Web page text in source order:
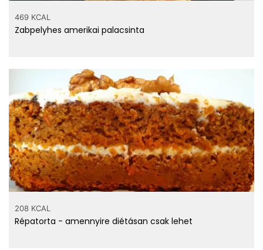
469 KCAL
Zabpelyhes amerikai palacsinta
208 KCAL
Répatorta - amennyire diétásan csak lehet